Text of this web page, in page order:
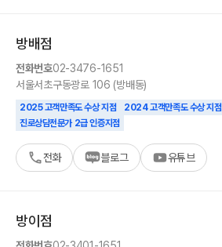
방배점
전화번호02-3476-1651
서울서초구동광로 106 (방배동)
2025 고객만족도 수상 지점 2024 고객만족도 수상 지점
진로상담전문가 2급 인증지점
전화 블로그 유튜브
방이점